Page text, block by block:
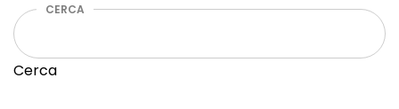
CERCA
Cerca